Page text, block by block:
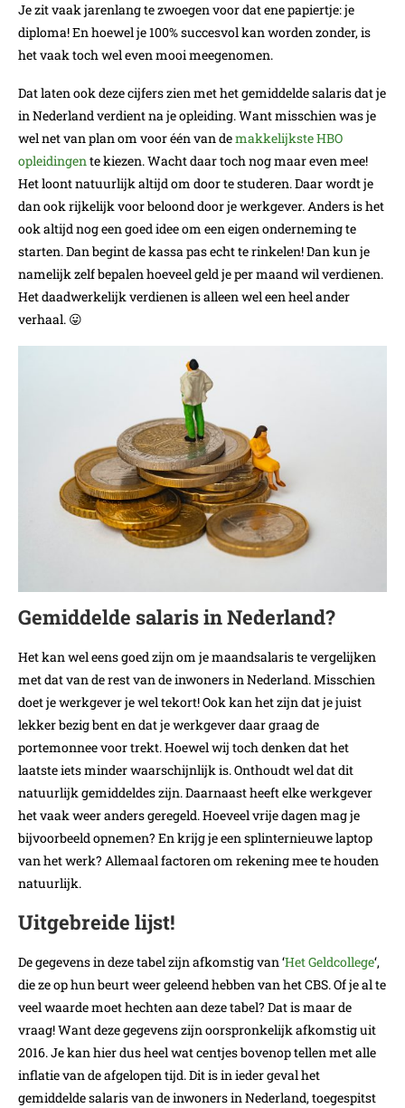
Je zit vaak jarenlang te zwoegen voor dat ene papiertje: je
diploma! En hoewel je 100% succesvol kan worden zonder, is
het vaak toch wel even mooi meegenomen.
Dat laten ook deze cijfers zien met het gemiddelde salaris dat je
in Nederland verdient na je opleiding. Want misschien was je
wel net van plan om voor één van demakkelijkste HBO
opleidingente kiezen. Wacht daar toch nog maar even mee!
Het loont natuurlijk altijd om door te studeren. Daar wordt je
dan ook rijkelijk voor beloond door je werkgever. Anders is het
ook altijd nog een goed idee om een eigen onderneming te
starten. Dan begint de kassa pas echt te rinkelen! Dan kun je
namelijk zelf bepalen hoeveel geld je per maand wil verdienen.
Het daadwerkelijk verdienen is alleen wel een heel ander
verhaal. 😛
Gemiddelde salaris in Nederland?
Het kan wel eens goed zijn om je maandsalaris te vergelijken
met dat van de rest van de inwoners in Nederland. Misschien
doet je werkgever je wel tekort! Ook kan het zijn dat je juist
lekker bezig bent en dat je werkgever daar graag de
portemonnee voor trekt. Hoewel wij toch denken dat het
laatste iets minder waarschijnlijk is. Onthoudt wel dat dit
natuurlijk gemiddeldes zijn. Daarnaast heeft elke werkgever
het vaak weer anders geregeld. Hoeveel vrije dagen mag je
bijvoorbeeld opnemen? En krijg je een splinternieuwe laptop
van het werk? Allemaal factoren om rekening mee te houden
natuurlijk.
Uitgebreide lijst!
De gegevens in deze tabel zijn afkomstig van ‘Het Geldcollege‘,
die ze op hun beurt weer geleend hebben van het CBS. Of je al te
veel waarde moet hechten aan deze tabel? Dat is maar de
vraag! Want deze gegevens zijn oorspronkelijk afkomstig uit
2016. Je kan hier dus heel wat centjes bovenop tellen met alle
inflatie van de afgelopen tijd. Dit is in ieder geval het
gemiddelde salaris van de inwoners in Nederland, toegespitst